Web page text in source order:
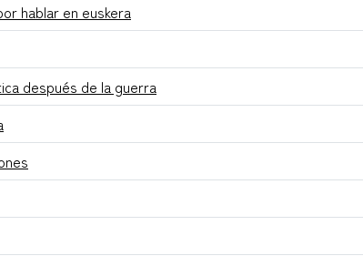
hablar en euskera
después de la guerra